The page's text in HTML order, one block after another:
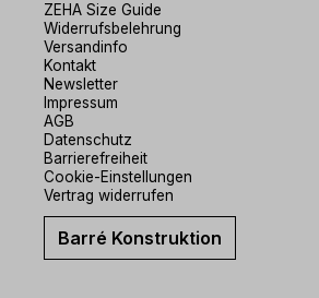
ZEHA Size Guide
Widerrufsbelehrung
Versandinfo
Kontakt
Newsletter
Impressum
AGB
Datenschutz
Barrierefreiheit
Cookie-Einstellungen
Vertrag widerrufen
Barré Konstruktion